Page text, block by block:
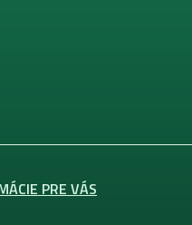
PRE VÁS